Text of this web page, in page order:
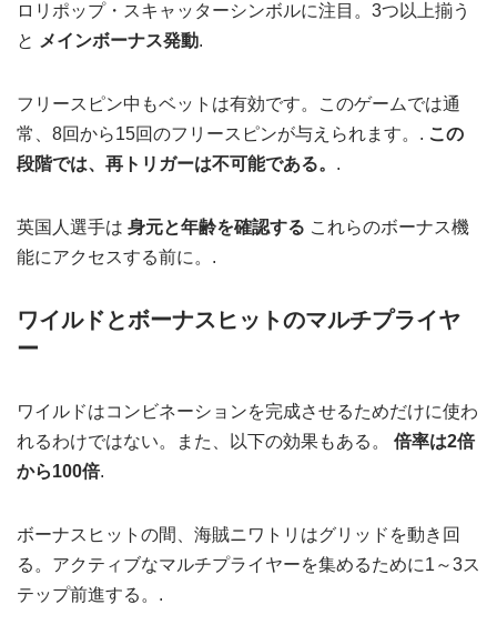
ロリポップ・スキャッターシンボルに注目。3つ以上揃う
と メインボーナス発動.
フリースピン中もベットは有効です。このゲームでは通
常、8回から15回のフリースピンが与えられます。. この
段階では、再トリガーは不可能である。 .
英国人選手は 身元と年齢を確認する これらのボーナス機
能にアクセスする前に。.
ワイルドとボーナスヒットのマルチプライヤ
ー
ワイルドはコンビネーションを完成させるためだけに使わ
れるわけではない。また、以下の効果もある。 倍率は2倍
から100倍.
ボーナスヒットの間、海賊ニワトリはグリッドを動き回
る。アクティブなマルチプライヤーを集めるために1～3ス
テップ前進する。.